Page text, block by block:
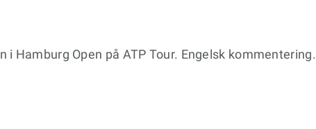
Hamburg Open på ATP Tour. Engelsk kommentering.